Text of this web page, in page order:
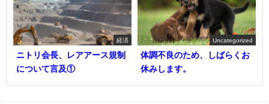
経済
ニトリ会長、レアアース規制
について言及①
Uncategorized
体調不良のため、しばらくお
休みします。